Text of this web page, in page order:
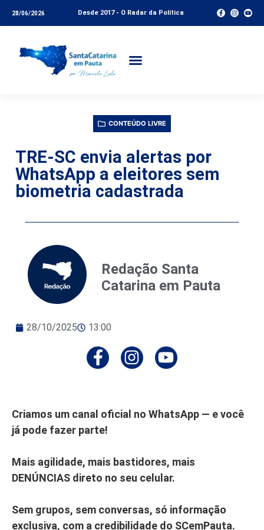
28/06/2026 Desde 2017 - O Radar da Política
CONTEÚDO LIVRE
TRE-SC envia alertas por
WhatsApp a eleitores sem
biometria cadastrada
Redação Santa
Catarina em Pauta
28/10/2025 13:00
Criamos um canal oficial no WhatsApp — e você
já pode fazer parte!
Mais agilidade, mais bastidores, mais
DENÚNCIAS direto no seu celular.
Sem grupos, sem conversas, só informação
exclusiva, com a credibilidade do SCemPauta.